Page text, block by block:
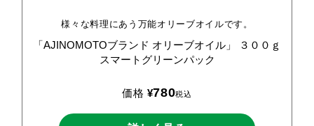
様々な料理にあう万能オリーブオイルです。
「AJINOMOTOブランド オリーブオイル」
３００ｇ
スマートグリーンパック
価格 ¥780税込